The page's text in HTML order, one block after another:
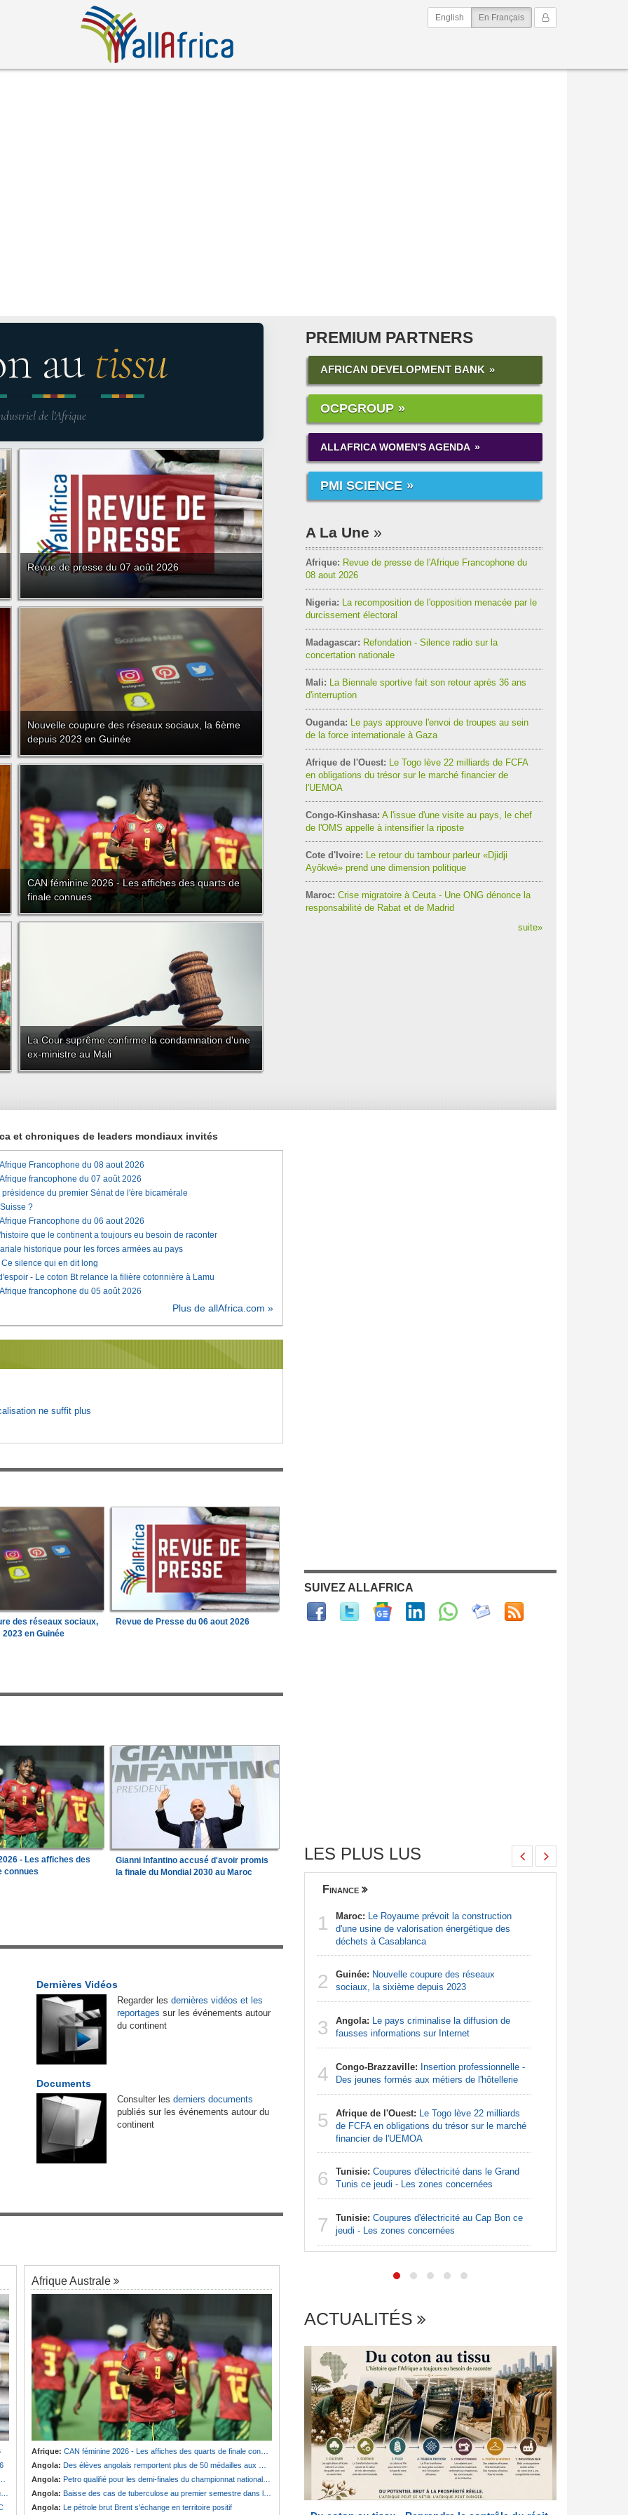
Mon Compte
English En Français(current)
au tissu
de l'Afrique
Revue de presse du 07 août 2026
Nouvelle coupure des réseaux sociaux, la 6ème
depuis 2023 en Guinée
CAN féminine 2026 - Les affiches des quarts de
finale connues
La Cour suprême confirme la condamnation d'une
ex-ministre au Mali
PREMIUM PARTNERS
AFRICAN DEVELOPMENT BANK
OCPGROUP
ALLAFRICA WOMEN'S AGENDA
PMI SCIENCE
A La Une
Afrique: Revue de presse de l'Afrique Francophone du
08 aout 2026
Nigeria: La recomposition de l'opposition menacée par le
durcissement électoral
Madagascar: Refondation - Silence radio sur la
concertation nationale
Mali: La Biennale sportive fait son retour après 36 ans
d'interruption
Ouganda: Le pays approuve l'envoi de troupes au sein
de la force internationale à Gaza
Afrique de l'Ouest: Le Togo lève 22 milliards de FCFA
en obligations du trésor sur le marché financier de
l'UEMOA
Congo-Kinshasa: A l'issue d'une visite au pays, le chef
de l'OMS appelle à intensifier la riposte
Cote d'Ivoire: Le retour du tambour parleur «Djidji
Ayôkwé» prend une dimension politique
Maroc: Crise migratoire à Ceuta - Une ONG dénonce la
responsabilité de Rabat et de Madrid
suite»
et chroniques de leaders mondiaux invités
Francophone du 08 aout 2026
francophone du 07 août 2026
présidence du premier Sénat de l'ère bicamérale
?
Francophone du 06 aout 2026
que le continent a toujours eu besoin de raconter
historique pour les forces armées au pays
silence qui en dit long
- Le coton Bt relance la filière cotonnière à Lamu
francophone du 05 août 2026
Plus de allAfrica.com »
ne suffit plus
des réseaux sociaux,
2023 en Guinée
Revue de Presse du 06 aout 2026
- Les affiches des
connues
Gianni Infantino accusé d'avoir promis
la finale du Mondial 2030 au Maroc
Dernières Vidéos
Regarder les dernières vidéos et les
reportages sur les événements autour
du continent
Documents
Consulter les derniers documents
publiés sur les événements autour du
continent
Afrique Australe
Afrique: CAN féminine 2026 - Les affiches des quarts de finale connues
Angola: Des élèves angolais remportent plus de 50 médailles aux Olympiades de mathématiques en Angleterre
Angola: Petro qualifié pour les demi-finales du championnat national féminin
Angola: Baisse des cas de tuberculose au premier semestre dans la province de Cunene
Angola: Le pétrole brut Brent s'échange en territoire positif
SUIVEZ ALLAFRICA
LES PLUS LUS
2
quarts de finale connues
3 Cote d'Ivoire:
Match de gala de l'Indépendance
- Le Gouvernement s'impose face à la FIF dans
une ambiance de fête
4 Madagascar:
encadre les famorana et les famadihana
5 Cameroun:Olive Ngobo Elok confirme les
accusations d'Effoudou
Guinée:Le général Amara Camara assume les
Finance
1 Maroc: Le Royaume prévoit la construction
d'une usine de valorisation énergétique des
déchets à Casablanca
2 Guinée: Nouvelle coupure des réseaux
sociaux, la sixième depuis 2023
3 Angola: Le pays criminalise la diffusion de
fausses informations sur Internet
4 Congo-Brazzaville: Insertion professionnelle -
Des jeunes formés aux métiers de l'hôtellerie
5 Afrique de l'Ouest: Le Togo lève 22 milliards
de FCFA en obligations du trésor sur le marché
financier de l'UEMOA
6 Tunisie: Coupures d'électricité dans le Grand
Tunis ce jeudi - Les zones concernées
7 Tunisie: Coupures d'électricité au Cap Bon ce
jeudi - Les zones concernées
ACTUALITÉS